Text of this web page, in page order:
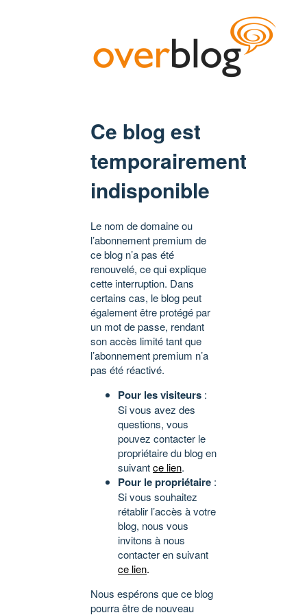
Ce blog est
temporairement
indisponible
Le nom de domaine ou
l’abonnement premium de
ce blog n’a pas été
renouvelé, ce qui explique
cette interruption. Dans
certains cas, le blog peut
également être protégé par
un mot de passe, rendant
son accès limité tant que
l’abonnement premium n’a
pas été réactivé.
Pour les visiteurs :
Si vous avez des
questions, vous
pouvez contacter le
propriétaire du blog en
suivantce lien.
Pour le propriétaire :
Si vous souhaitez
rétablir l’accès à votre
blog, nous vous
invitons à nous
contacter en suivant
ce lien.
Nous espérons que ce blog
pourra être de nouveau